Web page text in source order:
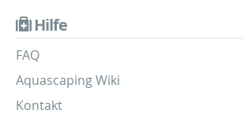
Hilfe
FAQ
Aquascaping Wiki
Kontakt